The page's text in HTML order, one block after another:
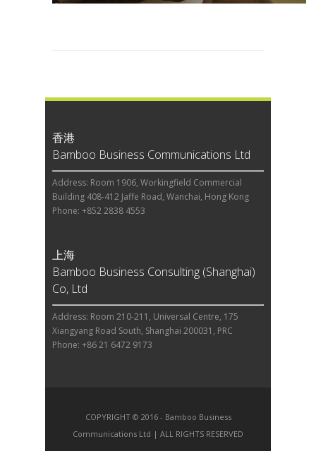
香港
Bamboo Business Communications Ltd
Address: Room 1906, Workingfield Commercial
Building 408-412 Jaffe Road, Wanchai, Hong Kong
Phone: +852 2838 4553
上海
Bamboo Business Consulting (Shanghai)
Co, Ltd
Address: Room 210-211, Universal Centre, 175
Xiangyang Road South, Shanghai 200031, PRC
Phone: +86 21 6472 9173
COPYRIGHT © 2016 - Bamboo Business
Communications Ltd | ALL RIGHTS RESERVED